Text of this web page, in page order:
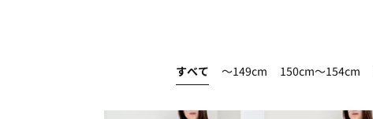
すべて ～149cm 150cm～154cm